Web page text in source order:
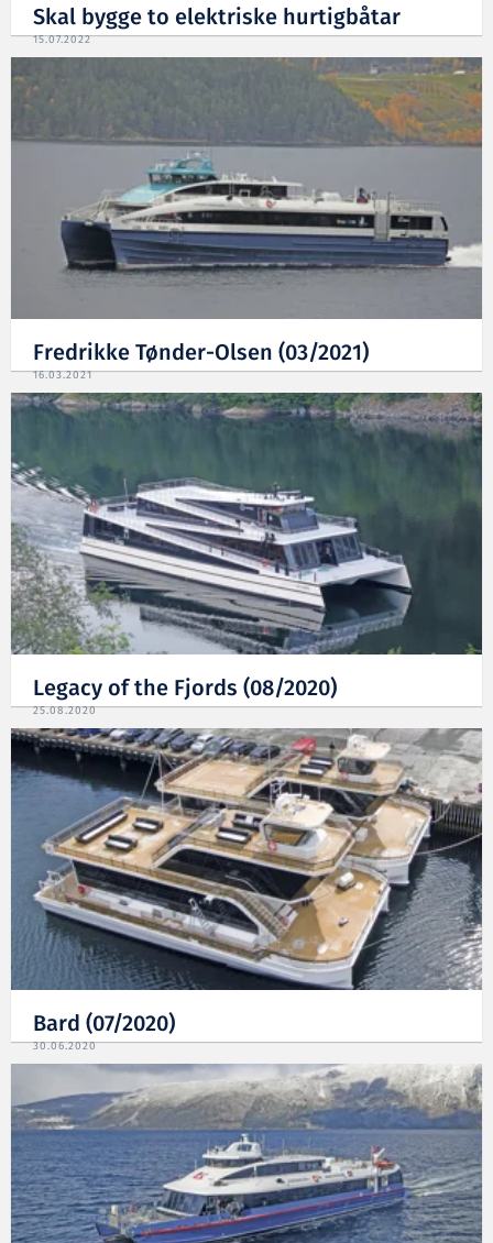
Skal bygge to elektriske hurtigbåtar
15.07.2022
Fredrikke Tønder-Olsen (03/2021)
16.03.2021
Legacy of the Fjords (08/2020)
25.08.2020
Bard (07/2020)
30.06.2020